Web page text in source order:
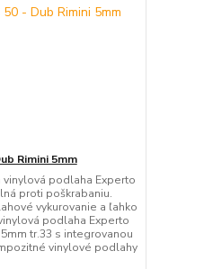
Rimini 5mm
podlaha Experto
proti poškrabaniu.
vykurovanie a ľahko
podlaha Experto
tr.33 s integrovanou
vinylové podlahy